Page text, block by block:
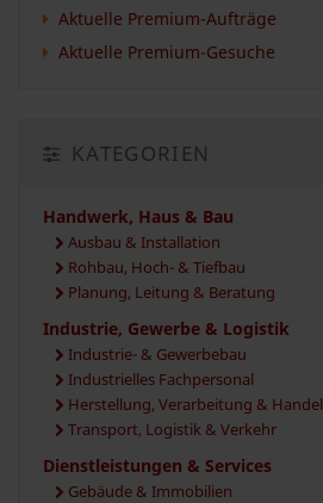
Aktuelle Premium-Aufträge
Aktuelle Premium-Gesuche
KATEGORIEN
Handwerk, Haus & Bau
Ausbau & Installation
Rohbau, Hoch- & Tiefbau
Planung, Leitung & Beratung
Industrie, Gewerbe & Logistik
Industrie- & Gewerbebau
Industrielles Fachpersonal
Herstellung, Verarbeitung & Handel
Transport, Logistik & Verkehr
Dienstleistungen & Services
Gebäude & Immobilien